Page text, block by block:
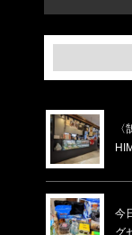
が
今
グ